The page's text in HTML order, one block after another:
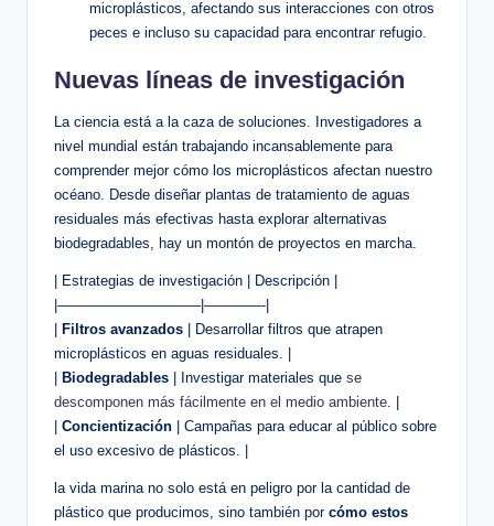
microplásticos, afectando sus interacciones con otros
peces e incluso su capacidad para encontrar refugio.
Nuevas líneas de investigación
La ciencia está a la caza de soluciones. Investigadores a
nivel mundial están trabajando incansablemente para
comprender mejor cómo los microplásticos afectan nuestro
océano. Desde diseñar plantas de tratamiento de aguas
residuales más efectivas hasta explorar alternativas
biodegradables, hay un montón de proyectos en marcha.
| Estrategias de investigación | Descripción |
|——————————|————-|
| Filtros avanzados | Desarrollar filtros que atrapen
microplásticos en aguas residuales. |
| Biodegradables | Investigar materiales que se
descomponen más fácilmente en el medio ambiente . |
| Concientización | Campañas para educar al público sobre
el uso excesivo de plásticos. |
la vida marina no solo está en peligro por la cantidad de
plástico que producimos, sino también por cómo estos